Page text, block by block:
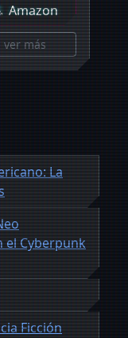
Amazon
ver más
La
el Cyberpunk
Ficción